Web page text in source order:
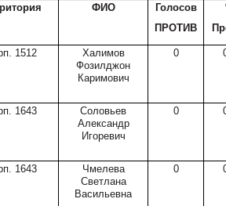
ФИО
Голосов
ПРОТИВ
1512
Халимов
Фозилджон
Каримович
0
1643
Соловьев
Александр
Игоревич
0
1643
Чмелева
Светлана
Васильевна
0